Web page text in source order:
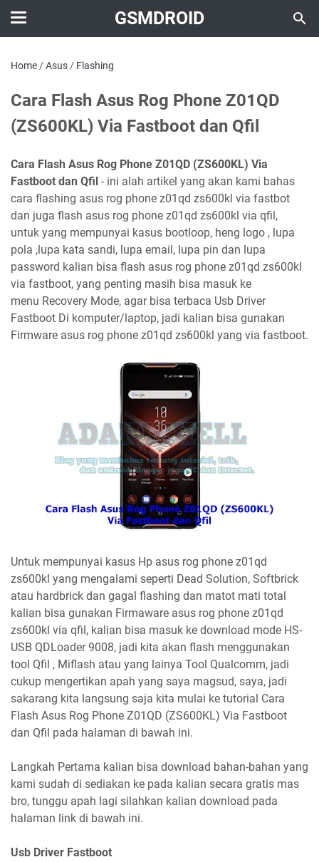
GSMDROID
Home /Asus / Flashing
Cara Flash Asus Rog Phone Z01QD
(ZS600KL) Via Fastboot dan Qfil
Cara Flash Asus Rog Phone Z01QD (ZS600KL) Via
Fastboot dan Qfil - ini alah artikel yang akan kami bahas
cara flashing asus rog phone z01qd zs600kl via fastbot
dan juga flash asus rog phone z01qd zs600kl via qfil,
untuk yang mempunyai kasus bootloop, heng logo , lupa
pola ,lupa kata sandi, lupa email, lupa pin dan lupa
password kalian bisa flash asus rog phone z01qd zs600kl
via fastboot, yang penting masih bisa masuk ke
menu Recovery Mode, agar bisa terbaca Usb Driver
Fastboot Di komputer/laptop, jadi kalian bisa gunakan
Firmware asus rog phone z01qd zs600kl yang via fastboot.
Untuk mempunyai kasus Hp asus rog phone z01qd
zs600kl yang mengalami seperti Dead Solution, Softbrick
atau hardbrick dan gagal flashing dan matot mati total
kalian bisa gunakan Firmaware asus rog phone z01qd
zs600kl via qfil, kalian bisa masuk ke download mode HS-
USB QDLoader 9008, jadi kita akan flash menggunakan
tool Qfil , Miflash atau yang lainya Tool Qualcomm, jadi
cukup mengertikan apah yang saya magsud, saya, jadi
sakarang kita langsung saja kita mulai ke tutorial Cara
Flash Asus Rog Phone Z01QD (ZS600KL) Via Fastboot
dan Qfil pada halaman di bawah ini.
Langkah Pertama kalian bisa download bahan-bahan yang
kami sudah di sediakan ke pada kalian secara gratis mas
bro, tunggu apah lagi silahkan kalian download pada
halaman link di bawah ini.
Usb Driver Fastboot